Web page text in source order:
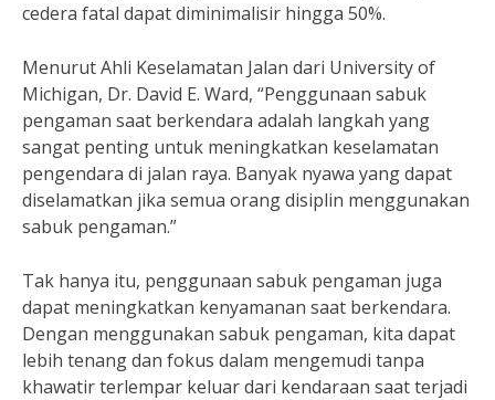
cedera fatal dapat diminimalisir hingga 50%.
Menurut Ahli Keselamatan Jalan dari University of
Michigan, Dr. David E. Ward, “Penggunaan sabuk
pengaman saat berkendara adalah langkah yang
sangat penting untuk meningkatkan keselamatan
pengendara di jalan raya. Banyak nyawa yang dapat
diselamatkan jika semua orang disiplin menggunakan
sabuk pengaman.”
Tak hanya itu, penggunaan sabuk pengaman juga
dapat meningkatkan kenyamanan saat berkendara.
Dengan menggunakan sabuk pengaman, kita dapat
lebih tenang dan fokus dalam mengemudi tanpa
khawatir terlempar keluar dari kendaraan saat terjadi